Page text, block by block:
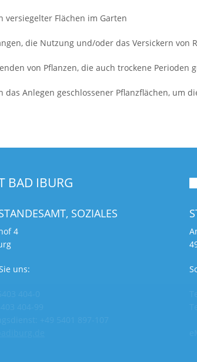
versiegelter Flächen im Garten
die Nutzung und/oder das Versickern von
von Pflanzen, die auch trockene Perioden
das Anlegen geschlossener Pflanzflächen, um
BAD IBURG
SOZIALES
4
uns: